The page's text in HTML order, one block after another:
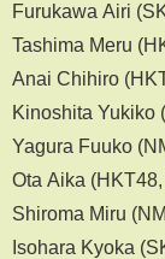
Furukawa Airi
Tashima Meru
Anai Chihiro
Kinoshita Yukiko
Yagura Fuuko
Ota Aika
Shiroma Miru
Isohara Kyoka